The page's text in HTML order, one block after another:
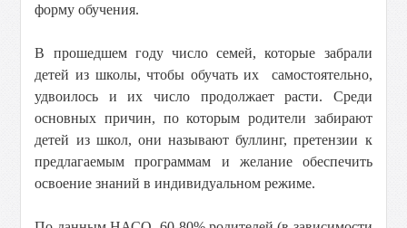
форму обучения.
В прошедшем году число семей, которые забрали
детей из школы, чтобы обучать их самостоятельно,
удвоилось и их число продолжает расти. Среди
основных причин, по которым родители забирают
детей из школ, они называют буллинг, претензии к
предлагаемым программам и желание обеспечить
освоение знаний в индивидуальном режиме.